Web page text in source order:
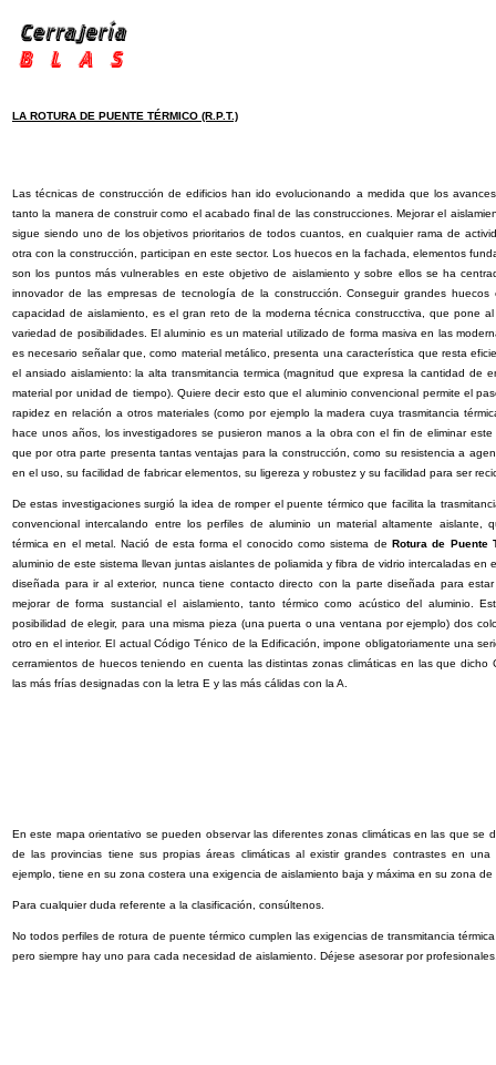
LA ROTURA DE PUENTE TÉRMICO (R.P.T.)
Las técnicas de construcción de edificios han ido evolucionando a medida que los
tanto la manera de construir como el acabado final de las construcciones. Mejorar el
sigue siendo uno de los objetivos prioritarios de todos cuantos, en cualquier rama de
otra con la construcción, participan en este sector. Los huecos en la fachada, elementos
son los puntos más vulnerables en este objetivo de aislamiento y sobre ellos se ha
innovador de las empresas de tecnología de la construcción. Conseguir grandes
capacidad de aislamiento, es el gran reto de la moderna técnica construcctiva, que pone
variedad de posibilidades. El aluminio es un material utilizado de forma masiva en las
es necesario señalar que, como material metálico, presenta una característica que resta
el ansiado aislamiento: la alta transmitancia termica (magnitud que expresa la cantidad de
material por unidad de tiempo). Quiere decir esto que el aluminio convencional permite el
rapidez en relación a otros materiales (como por ejemplo la madera cuya trasmitancia
hace unos años, los investigadores se pusieron manos a la obra con el fin de eliminar
que por otra parte presenta tantas ventajas para la construcción, como su resistencia a
en el uso, su facilidad de fabricar elementos, su ligereza y robustez y su facilidad para ser
De estas investigaciones surgió la idea de romper el puente térmico que facilita la
convencional intercalando entre los perfiles de aluminio un material altamente aislante,
térmica en el metal. Nació de esta forma el conocido como sistema de Rotura de Puente
aluminio de este sistema llevan juntas aislantes de poliamida y fibra de vidrio intercaladas en
diseñada para ir al exterior, nunca tiene contacto directo con la parte diseñada para
mejorar de forma sustancial el aislamiento, tanto térmico como acústico del aluminio.
posibilidad de elegir, para una misma pieza (una puerta o una ventana por ejemplo) dos
otro en el interior. El actual Código Ténico de la Edificación, impone obligatoriamente una
cerramientos de huecos teniendo en cuenta las distintas zonas climáticas en las que dicho
las más frías designadas con la letra E y las más cálidas con la A.
En este mapa orientativo se pueden observar las diferentes zonas climáticas en las que se
de las provincias tiene sus propias áreas climáticas al existir grandes contrastes en una
ejemplo, tiene en su zona costera una exigencia de aislamiento baja y máxima en su zona
Para cualquier duda referente a la clasificación, consúltenos.
No todos perfiles de rotura de puente térmico cumplen las exigencias de transmitancia
pero siempre hay uno para cada necesidad de aislamiento. Déjese asesorar por